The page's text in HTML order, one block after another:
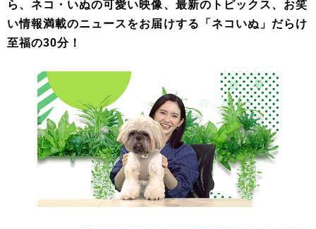
ら、ネコ・いぬの可愛い映像、最新のトピックス、お笑
い情報満載のニュースをお届けする「ネコいぬ」だらけ
至福の30分！